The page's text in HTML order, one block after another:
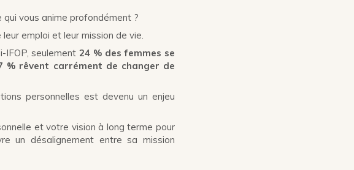
vous anime profondément ?
emploi et leur mission de vie.
IFOP, seulement24 % des femmes se
% rêvent carrément de changer de
personnelles est devenu un enjeu
et votre vision à long terme pour
un désalignement entre sa mission